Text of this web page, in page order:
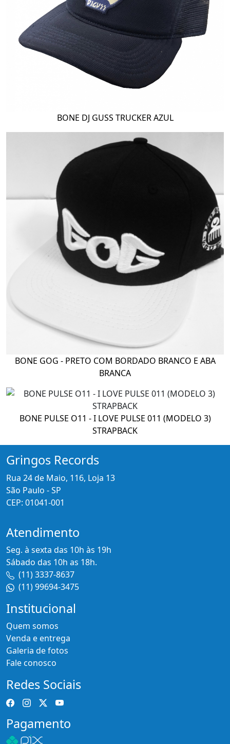
BONE DJ GUSS TRUCKER AZUL
BONE GOG - PRETO COM BORDADO BRANCO E ABA
BRANCA
BONE PULSE O11 - I LOVE PULSE 011 (MODELO 3)
STRAPBACK
Gringos Records
Rua 24 de Maio, 116, Loja 13
São Paulo - SP
CEP: 01041-001
Atendimento
Seg. à sexta das 10h às 19h
Sábado das 10h as 18h.
(11) 3337-8637
(11) 99694-3475
Institucional
Quem somos
Venda e entrega
Galeria de fotos
Fale conosco
Redes Sociais
Pagamento